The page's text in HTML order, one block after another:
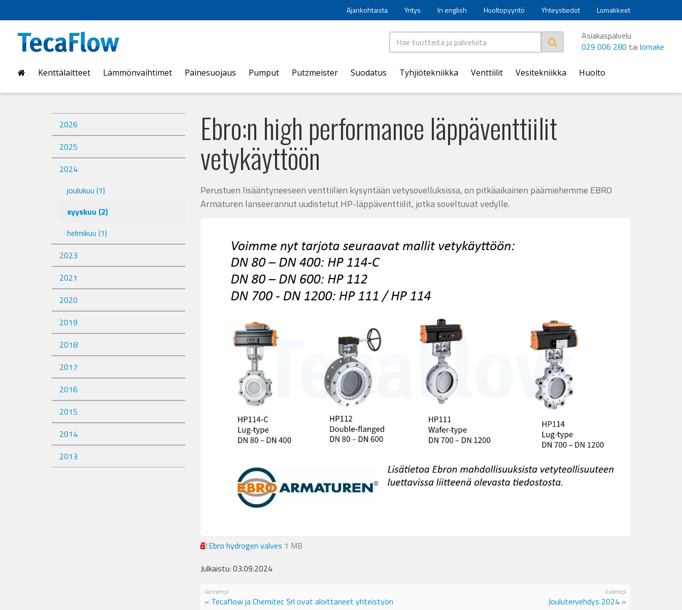
Ajankohtaista Yritys In english Huoltopyyntö Yhteystiedot Lomakkeet
Asiakaspalvelu
029 006 280 tai lomake
Kenttälaitteet Lämmönvaihtimet Painesuojaus Pumput Putzmeister Suodatus Tyhjiötekniikka Venttiilit Vesitekniikka Huolto
Ebro:n high performance läppäventtiilit
vetykäyttöön
Perustuen lisääntyneeseen venttiilien kysyntään vetysovelluksissa, on pitkäaikainen päämiehemme EBRO
Armaturen lanseerannut uudistetut HP-läppäventtiilit, jotka soveltuvat vedylle.
Ebro hydrogen valves 1 MB
Julkaistu: 03.09.2024
Vanhempi
« Tecaflow ja Chemitec Srl ovat aloittaneet yhteistyön
Uudempi
Joulutervehdys 2024 »
2026
2025
2024
joulukuu (1)
syyskuu (2)
helmikuu (1)
2023
2021
2020
2019
2018
2017
2016
2015
2014
2013